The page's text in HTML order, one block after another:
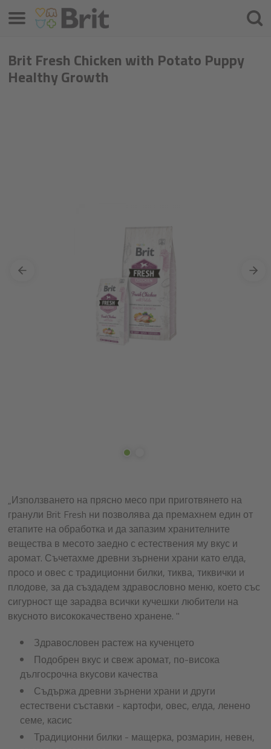
Brit Fresh Chicken with Potato Puppy
Healthy Growth
„Използването на прясно месо при приготвянето на
гранули Brit Fresh ни позволява да премахнем един от
етапите на обработка и да запазим хранителните
вещества в месото заедно с естествения му вкус и
аромат. Съчетахме древни зърнени храни като елда,
просо и овес с традиционни билки, тиква, тиквички и
плодове, за да създадем здравословно меню, което със
сигурност ще зарадва всички кучешки любители на
вкусното висококачествено хранене. "
Здравословен растеж на кученцето
Подобрен вкус и свеж аромат, по-висока
дългосрочна вкусови качества
Съдържа древни зърнени храни и други
естествени съставки - картофи, овес, елда, ленено
семе, касис
Традиционни билки - мащерка, розмарин, невен,
на
Меню